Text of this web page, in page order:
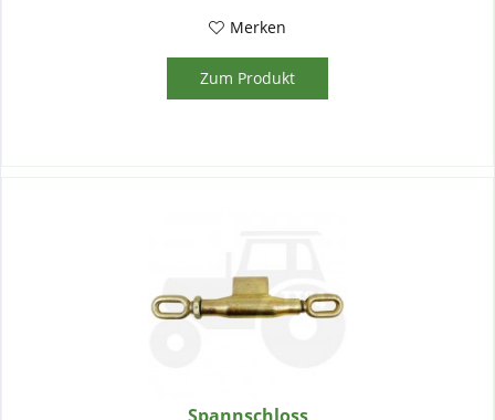
Merken
Zum Produkt